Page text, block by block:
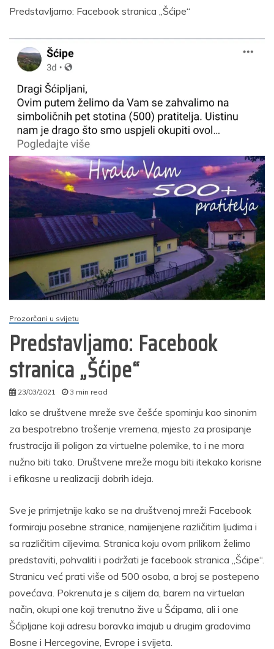
Predstavljamo: Facebook stranica „Šćipe“
Prozorčani u svijetu
Predstavljamo: Facebook
stranica „Šćipe“
23/03/2021
3 min read
Iako se društvene mreže sve češće spominju kao sinonim
za bespotrebno trošenje vremena, mjesto za prosipanje
frustracija ili poligon za virtuelne polemike, to i ne mora
nužno biti tako. Društvene mreže mogu biti itekako korisne
i efikasne u realizaciji dobrih ideja.
Sve je primjetnije kako se na društvenoj mreži Facebook
formiraju posebne stranice, namijenjene različitim ljudima i
sa različitim ciljevima. Stranica koju ovom prilikom želimo
predstaviti, pohvaliti i podržati je facebook stranica „Šćipe“.
Stranicu već prati više od 500 osoba, a broj se postepeno
povećava. Pokrenuta je s ciljem da, barem na virtuelan
način, okupi one koji trenutno žive u Šćipama, ali i one
Šćipljane koji adresu boravka imajub u drugim gradovima
Bosne i Hercegovine, Evrope i svijeta.